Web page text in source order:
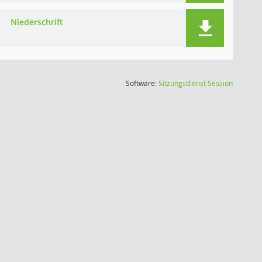
Niederschrift
Software:SitzungsdienstSession(Wird in